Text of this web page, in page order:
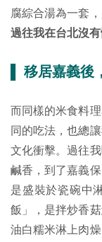
腐綜合湯為一套
過往我在台北沒有
▌ 移居嘉義
而同樣的米食料
同的吃法，也總
文化衝擊。過往
鹹香，到了嘉義
是盛裝於瓷碗中
飯」，是拌炒香
油白糯米淋上肉